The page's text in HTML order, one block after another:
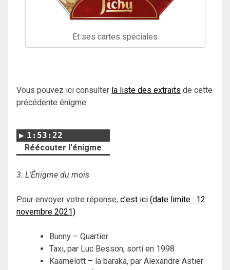
Et ses cartes spéciales
Vous pouvez ici consulter la liste des extraits de cette
précédente énigme.
1:53:22
Réécouter l'énigme
3. L’Énigme du mois
Pour envoyer votre réponse, c’est ici (date limite : 12
novembre 2021)
Bunny – Quartier
Taxi, par Luc Besson, sorti en 1998
Kaamelott – la baraka, par Alexandre Astier